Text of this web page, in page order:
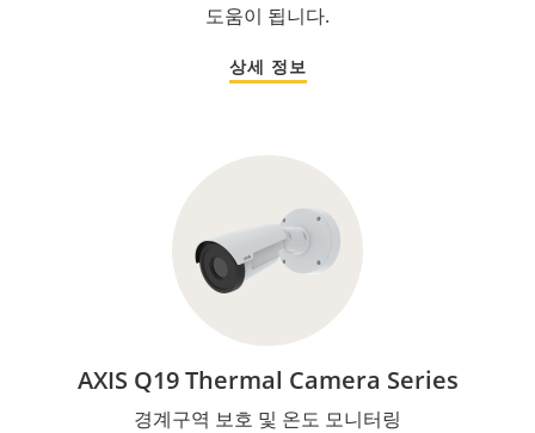
도움이 됩니다.
상세 정보
AXIS Q19 Thermal Camera Series
경계구역 보호 및 온도 모니터링